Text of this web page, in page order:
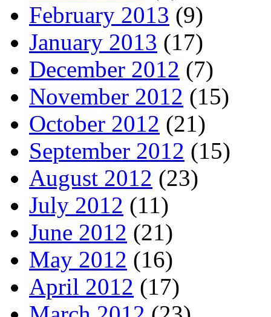
February 2013 (9)
January 2013 (17)
December 2012 (7)
November 2012 (15)
October 2012 (21)
September 2012 (15)
August 2012 (23)
July 2012 (11)
June 2012 (21)
May 2012 (16)
April 2012 (17)